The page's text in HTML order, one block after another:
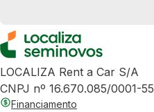
LOCALIZA Rent a Car S/A
CNPJ nº 16.670.085/0001-55
Financiamento